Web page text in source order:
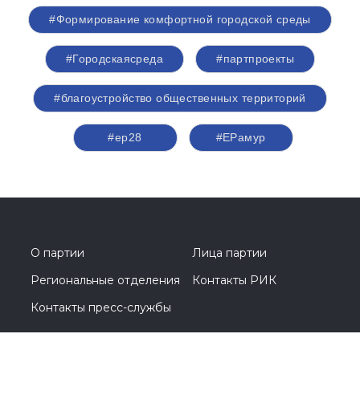
#Формирование комфортной городской среды
#Городскаясреда #партпроекты
#благоустройство общественных территорий
#ер28 #ЕРамур
О партии
Лица партии
Региональные отделения
Контакты РИК
Контакты пресс-службы